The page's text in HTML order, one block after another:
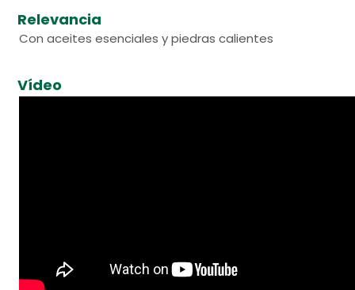
Relevancia
Con aceites esenciales y piedras calientes
Vídeo